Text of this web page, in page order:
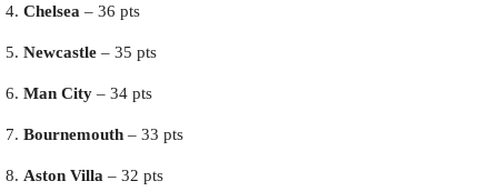
Chelsea – 36 pts
Newcastle – 35 pts
Man City – 34 pts
Bournemouth – 33 pts
Aston Villa – 32 pts